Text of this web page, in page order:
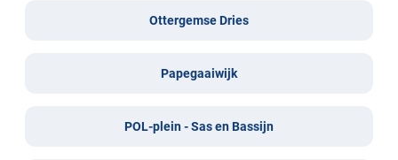
Ottergemse Dries
Papegaaiwijk
POL-plein - Sas en Bassijn